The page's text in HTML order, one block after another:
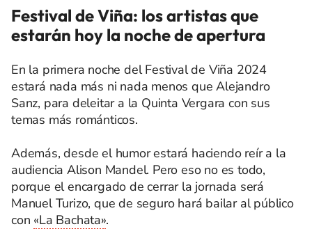
Festival de Viña: los artistas que
estarán hoy la noche de apertura
En la primera noche del Festival de Viña 2024
estará nada más ni nada menos que Alejandro
Sanz, para deleitar a la Quinta Vergara con sus
temas más románticos.
Además, desde el humor estará haciendo reír a la
audiencia Alison Mandel. Pero eso no es todo,
porque el encargado de cerrar la jornada será
Manuel Turizo, que de seguro hará bailar al público
con «La Bachata».